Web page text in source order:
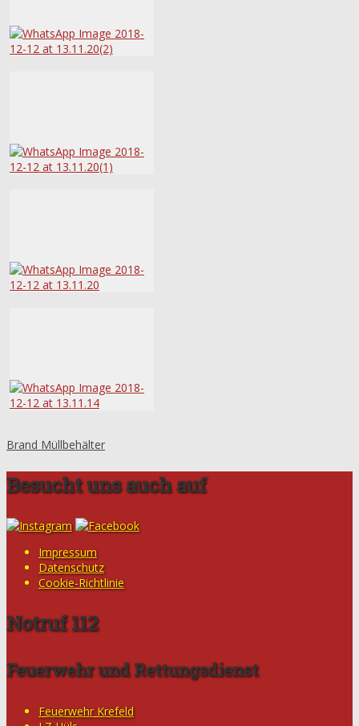
Brand Müllbehälter
Besucht uns auch auf
Impressum
Datenschutz
Cookie-Richtlinie
Notruf 112
Feuerwehr und Rettungsdienst
Feuerwehr Krefeld